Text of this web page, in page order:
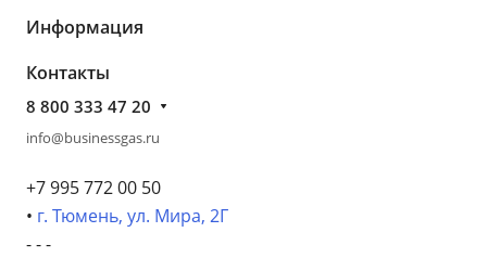
Информация
Контакты
8 800 333 47 20
info@businessgas.ru
+7 995 772 00 50
• г. Тюмень, ул. Мира, 2Г
- - -